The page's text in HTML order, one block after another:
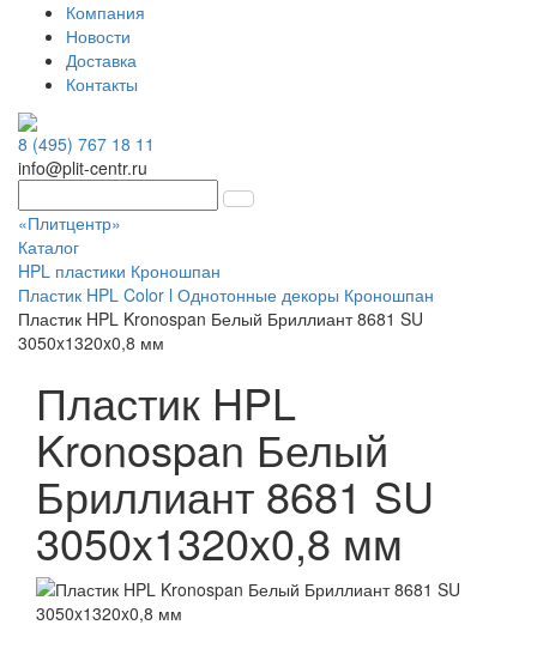
Компания
Новости
Доставка
Контакты
8 (495) 767 18 11
info@plit-centr.ru
«Плитцентр»
Каталог
HPL пластики Кроношпан
Пластик HPL Color l Однотонные декоры Кроношпан
Пластик HPL Kronospan Белый Бриллиант 8681 SU
3050x1320x0,8 мм
Пластик HPL
Kronospan Белый
Бриллиант 8681 SU
3050x1320x0,8 мм